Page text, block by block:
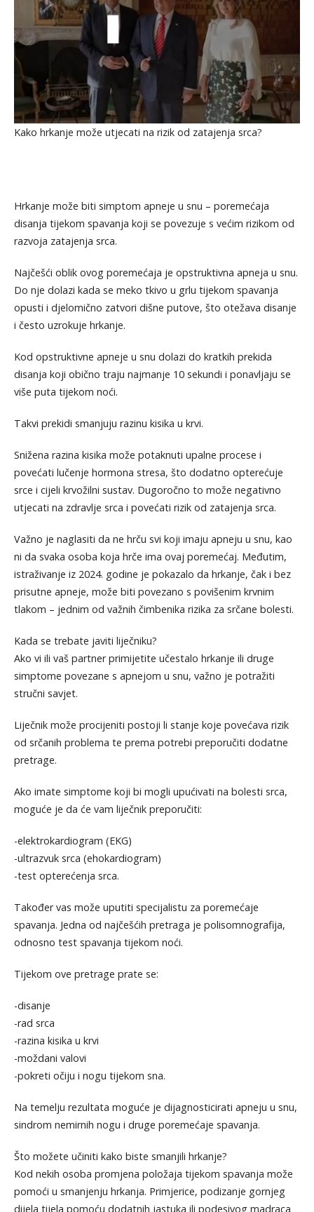
Kako hrkanje može utjecati na rizik od zatajenja srca?
Hrkanje može biti simptom apneje u snu – poremećaja
disanja tijekom spavanja koji se povezuje s većim rizikom od
razvoja zatajenja srca.
Najčešći oblik ovog poremećaja je opstruktivna apneja u snu.
Do nje dolazi kada se meko tkivo u grlu tijekom spavanja
opusti i djelomično zatvori dišne putove, što otežava disanje
i često uzrokuje hrkanje.
Kod opstruktivne apneje u snu dolazi do kratkih prekida
disanja koji obično traju najmanje 10 sekundi i ponavljaju se
više puta tijekom noći.
Takvi prekidi smanjuju razinu kisika u krvi.
Snižena razina kisika može potaknuti upalne procese i
povećati lučenje hormona stresa, što dodatno opterećuje
srce i cijeli krvožilni sustav. Dugoročno to može negativno
utjecati na zdravlje srca i povećati rizik od zatajenja srca.
Važno je naglasiti da ne hrču svi koji imaju apneju u snu, kao
ni da svaka osoba koja hrče ima ovaj poremećaj. Međutim,
istraživanje iz 2024. godine je pokazalo da hrkanje, čak i bez
prisutne apneje, može biti povezano s povišenim krvnim
tlakom – jednim od važnih čimbenika rizika za srčane bolesti.
Kada se trebate javiti liječniku?
Ako vi ili vaš partner primijetite učestalo hrkanje ili druge
simptome povezane s apnejom u snu, važno je potražiti
stručni savjet.
Liječnik može procijeniti postoji li stanje koje povećava rizik
od srčanih problema te prema potrebi preporučiti dodatne
pretrage.
Ako imate simptome koji bi mogli upućivati na bolesti srca,
moguće je da će vam liječnik preporučiti:
-elektrokardiogram (EKG)
-ultrazvuk srca (ehokardiogram)
-test opterećenja srca.
Također vas može uputiti specijalistu za poremećaje
spavanja. Jedna od najčešćih pretraga je polisomnografija,
odnosno test spavanja tijekom noći.
Tijekom ove pretrage prate se:
-disanje
-rad srca
-razina kisika u krvi
-moždani valovi
-pokreti očiju i nogu tijekom sna.
Na temelju rezultata moguće je dijagnosticirati apneju u snu,
sindrom nemirnih nogu i druge poremećaje spavanja.
Što možete učiniti kako biste smanjili hrkanje?
Kod nekih osoba promjena položaja tijekom spavanja može
pomoći u smanjenju hrkanja. Primjerice, podizanje gornjeg
dijela tijela pomoću dodatnih jastuka ili podesivog madraca